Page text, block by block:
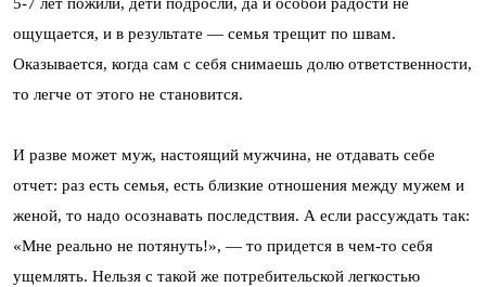
ощущается, и в результате — семья трещит по швам.
Оказывается, когда сам с себя снимаешь долю ответственности,
то легче от этого не становится.
И разве может муж, настоящий мужчина, не отдавать себе
отчет: раз есть семья, есть близкие отношения между мужем и
женой, то надо осознавать последствия. А если рассуждать так:
«Мне реально не потянуть!», — то придется в чем-то себя
ущемлять. Нельзя с такой же потребительской легкостью